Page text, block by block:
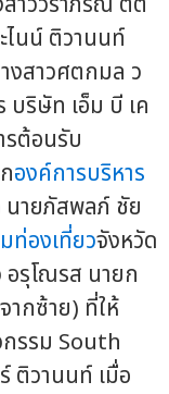
นน์ ติวานนท์
งสาวศตกมล ว
ริษัท เอ็ม บี เค
รต้อนรับ
องค์การบริหาร
นายภัสพลภ์ ชัย
ท่องเที่ยวจังหวัด
อรุโณรส นายก
กซ้าย) ที่ให้
รรม South
ติวานนท์ เมื่อ